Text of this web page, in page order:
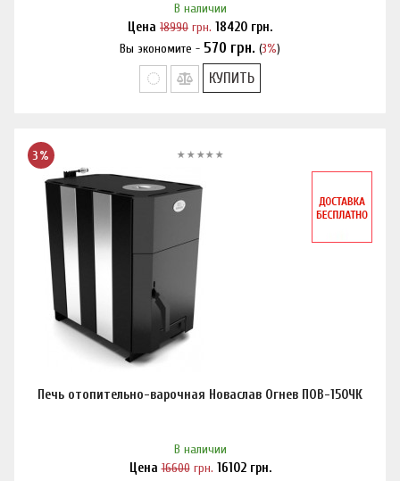
В наличии
Цена 18990 грн. 18420 грн.
Вы экономите - 570 грн. (3%)
Нашли дешевле?
КУПИТЬ
3%
Печь отопительно-варочная Новаслав Огнев ПОВ-150ЧК
В наличии
Цена16600грн. 16102грн.